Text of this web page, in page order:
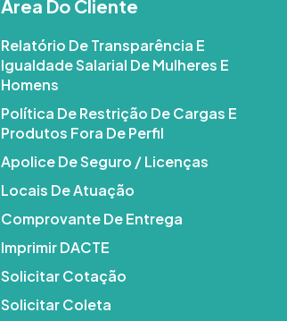
Área Do Cliente
Relatório De Transparência E
Igualdade Salarial De Mulheres E
Homens
Política De Restrição De Cargas E
Produtos Fora De Perfil
Apolice De Seguro / Licenças
Locais De Atuação
Comprovante De Entrega
Imprimir DACTE
Solicitar Cotação
Solicitar Coleta